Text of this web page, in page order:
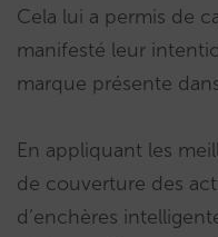
Cela lui a permis de
manifesté leur
marque présente
En appliquant les
de couverture des
d’enchères